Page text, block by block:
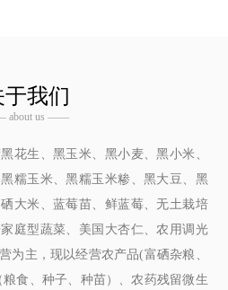
于我们
about us ——
花生、黑玉米、黑小麦、黑小米、
糯玉米、黑糯玉米糁、黑大豆、黑
大米、蓝莓苗、鲜蓝莓、无土栽培
庭型蔬菜、美国大杏仁、农用调光
为主，现以经营农产品(富硒杂粮、
食、种子、种苗）、农药残留微生